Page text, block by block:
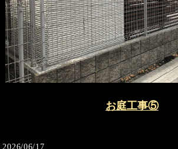
お庭工事⑤
2026/06/17